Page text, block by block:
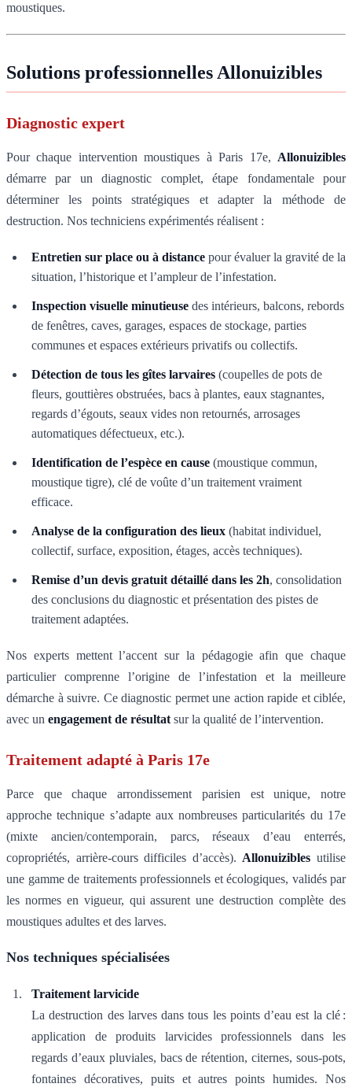
moustiques.
Solutions professionnelles Allonuizibles
Diagnostic expert
Pour chaque intervention moustiques à Paris 17e, Allonuizibles
démarre par un diagnostic complet, étape fondamentale pour
déterminer les points stratégiques et adapter la méthode de
destruction. Nos techniciens expérimentés réalisent :
Entretien sur place ou à distance pour évaluer la gravité de la
situation, l’historique et l’ampleur de l’infestation.
Inspection visuelle minutieuse des intérieurs, balcons, rebords
de fenêtres, caves, garages, espaces de stockage, parties
communes et espaces extérieurs privatifs ou collectifs.
Détection de tous les gîtes larvaires (coupelles de pots de
fleurs, gouttières obstruées, bacs à plantes, eaux stagnantes,
regards d’égouts, seaux vides non retournés, arrosages
automatiques défectueux, etc.).
Identification de l’espèce en cause (moustique commun,
moustique tigre), clé de voûte d’un traitement vraiment
efficace.
Analyse de la configuration des lieux (habitat individuel,
collectif, surface, exposition, étages, accès techniques).
Remise d’un devis gratuit détaillé dans les 2h, consolidation
des conclusions du diagnostic et présentation des pistes de
traitement adaptées.
Nos experts mettent l’accent sur la pédagogie afin que chaque
particulier comprenne l’origine de l’infestation et la meilleure
démarche à suivre. Ce diagnostic permet une action rapide et ciblée,
avec un engagement de résultat sur la qualité de l’intervention.
Traitement adapté à Paris 17e
Parce que chaque arrondissement parisien est unique, notre
approche technique s’adapte aux nombreuses particularités du 17e
(mixte ancien/contemporain, parcs, réseaux d’eau enterrés,
copropriétés, arrière-cours difficiles d’accès). Allonuizibles utilise
une gamme de traitements professionnels et écologiques, validés par
les normes en vigueur, qui assurent une destruction complète des
moustiques adultes et des larves.
Nos techniques spécialisées
Traitement larvicide
La destruction des larves dans tous les points d’eau est la clé :
application de produits larvicides professionnels dans les
regards d’eaux pluviales, bacs de rétention, citernes, sous-pots,
fontaines décoratives, puits et autres points humides. Nos